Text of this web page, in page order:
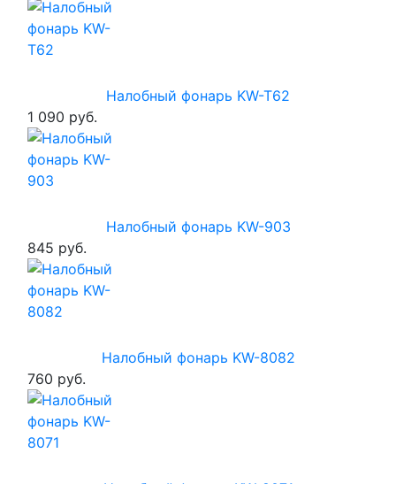
Налобный фонарь KW-T62
1 090 руб.
Налобный фонарь KW-903
845 руб.
Налобный фонарь KW-8082
760 руб.